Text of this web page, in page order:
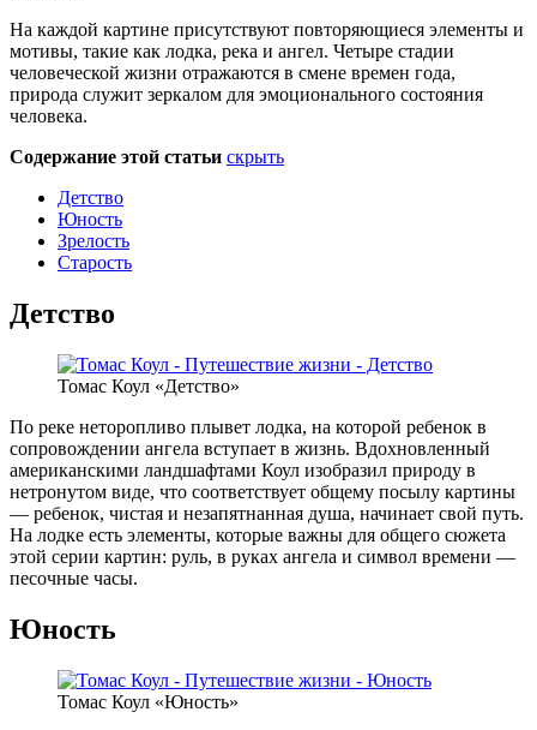
На каждой картине присутствуют повторяющиеся элементы и
мотивы, такие как лодка, река и ангел. Четыре стадии
человеческой жизни отражаются в смене времен года,
природа служит зеркалом для эмоционального состояния
человека.
Содержание этой статьи скрыть
Детство
Юность
Зрелость
Старость
Детство
Томас Коул «Детство»
По реке неторопливо плывет лодка, на которой ребенок в
сопровождении ангела вступает в жизнь. Вдохновленный
американскими ландшафтами Коул изобразил природу в
нетронутом виде, что соответствует общему посылу картины
— ребенок, чистая и незапятнанная душа, начинает свой путь.
На лодке есть элементы, которые важны для общего сюжета
этой серии картин: руль, в руках ангела и символ времени —
песочные часы.
Юность
Томас Коул «Юность»